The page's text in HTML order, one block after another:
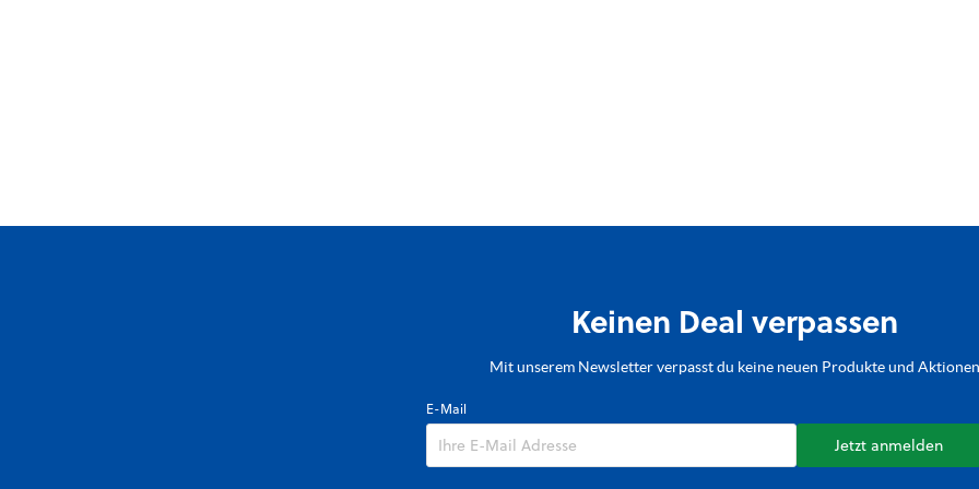
Keinen Deal verpassen
Mit unserem Newsletter verpasst du keine neuen Produkte und Aktionen
E-Mail
Jetzt anmelden